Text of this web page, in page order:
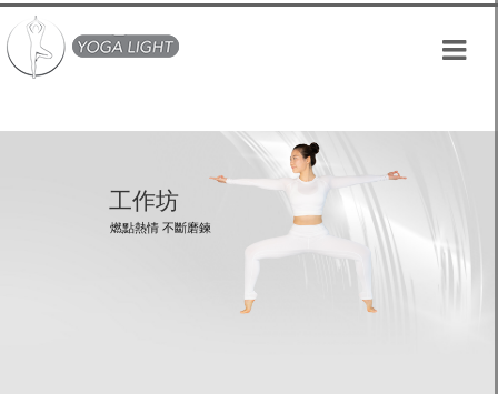
Skip
to
content
燃點熱情 不斷磨鍊
工作坊